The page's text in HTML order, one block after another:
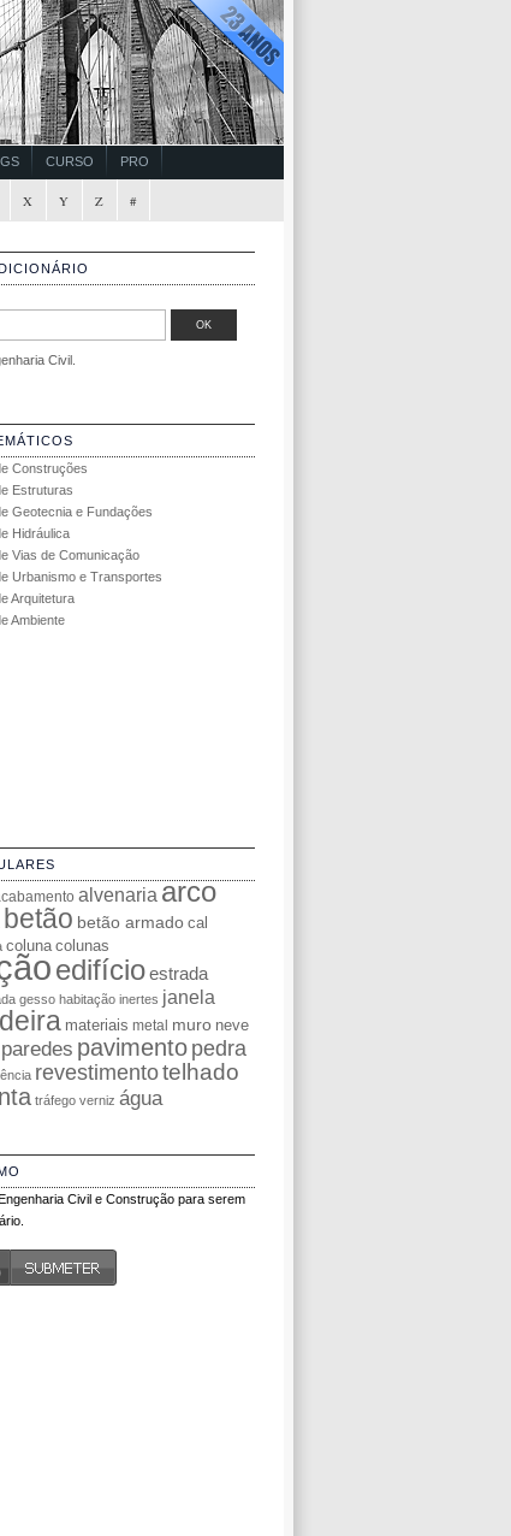
CURSO PRO
X Y Z #
Civil.
Construções
Estruturas
Geotecnia e Fundações
Hidráulica
Vias de Comunicação
Urbanismo e Transportes
Arquitetura
Ambiente
alvenariaarco
betão betão armado cal
coluna colunas
edifício estrada
gesso habitação inertes janela
materiais metal muro neve
paredes pavimento pedra
revestimentotelhado
tráfego verniz água
Civil e Construção para serem